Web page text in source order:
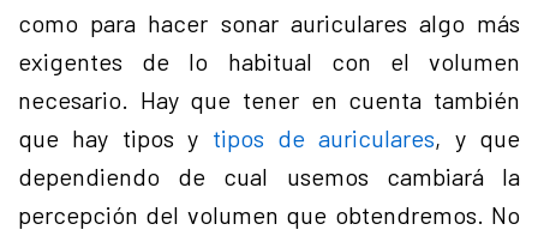
como para hacer sonar auriculares algo más
exigentes de lo habitual con el volumen
necesario. Hay que tener en cuenta también
que hay tipos y tipos de auriculares, y que
dependiendo de cual usemos cambiará la
percepción del volumen que obtendremos. No